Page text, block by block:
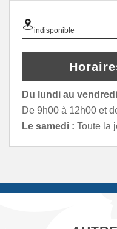
indisponible
Du lundi au
De 9h00 à 12h00 et
Le samedi : Toute la